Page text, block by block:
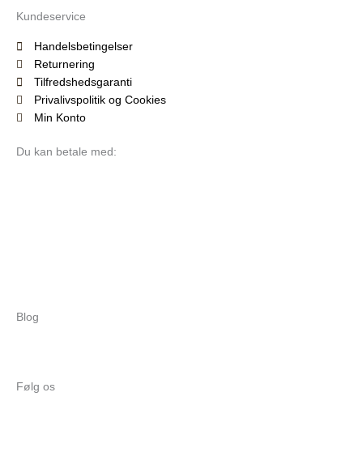
Kundeservice
Handelsbetingelser
Returnering
Tilfredshedsgaranti
Privalivspolitik og Cookies
Min Konto
Du kan betale med:
Blog
Følg os